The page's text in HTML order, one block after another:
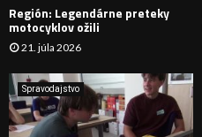
Región: Legendárne preteky
motocyklov ožili
21. júla 2026
Spravodajstvo